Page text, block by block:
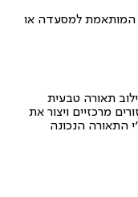
המותאמת למסעדה או
תאורה טבעית
מרכזיים ויצור את
התאורה הנכונה